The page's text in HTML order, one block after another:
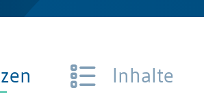
Inhalte